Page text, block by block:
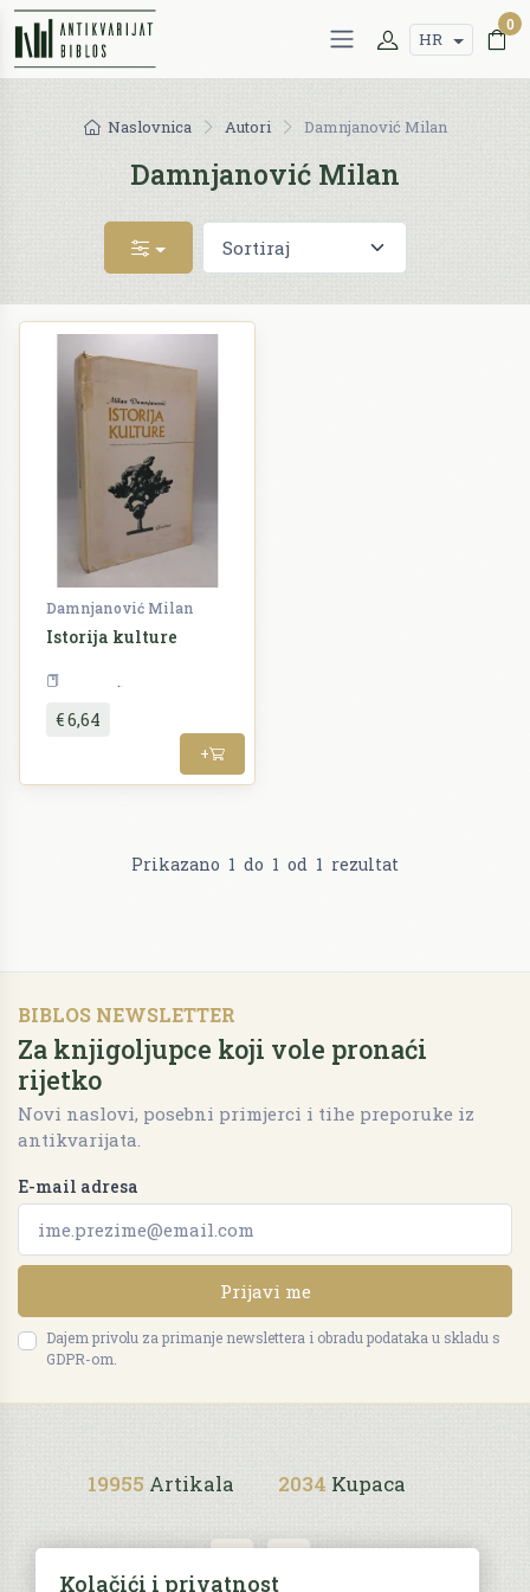
HR
0
Naslovnica Autori Damnjanović Milan
Damnjanović Milan
Damnjanović Milan
Istorija kulture
€ 6,64
+
Prikazano 1 do 1 od 1 rezultat
BIBLOS NEWSLETTER
Za knjigoljupce koji vole pronaći
rijetko
Novi naslovi, posebni primjerci i tihe preporuke iz
antikvarijata.
E-mail adresa
Prijavi me
Dajem privolu za primanje newslettera i obradu podataka u skladu s
GDPR-om.
19955 Artikala 2034 Kupaca
Kolačići i privatnost